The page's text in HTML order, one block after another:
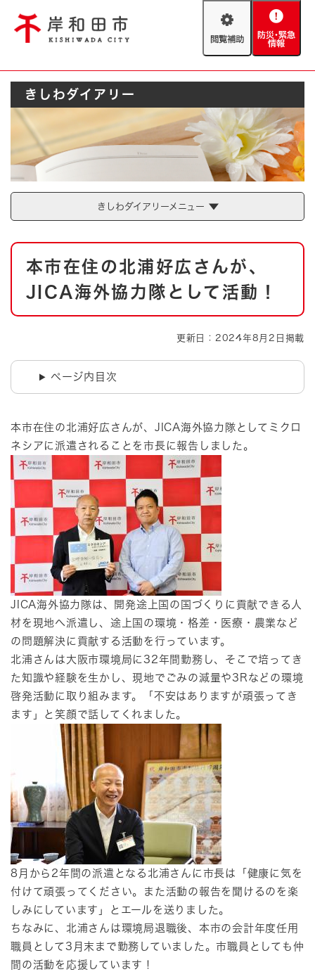
閲
助
防
緊
情
報
Foreign language
やさしい日本語
文字サイズ
黒 青
防災・緊急情報
ハザードマップ AED設置箇所
きしわダイアリー
きしわダイアリーメニュー
本
本市在住の北浦好広さんが、
JICA海外協力隊として活動！
更新日：2024年8月2日掲載
ページ内目次
本市在住の北浦好広さんが、JICA海外協力隊としてミクロ
ネシアに派遣されることを市長に報告しました。
​JICA海外協力隊は、開発途上国の国づくりに貢献できる人
材を現地へ派遣し、途上国の環境・格差・医療・農業など
の問題解決に貢献する活動を行っています。
北浦さんは大阪市環境局に32年間勤務し、そこで培ってき
た知識や経験を生かし、現地でごみの減量や3Rなどの環境
啓発活動に取り組みます。「不安はありますが頑張ってき
ます」と笑顔で話してくれました。
8月から2年間の派遣となる北浦さんに市長は「健康に気を
付けて頑張ってください。また活動の報告を聞けるのを楽
しみにしています」とエールを送りました。
ちなみに、北浦さんは環境局退職後、本市の会計年度任用
職員として3月末まで勤務していました。市職員としても仲
間の活動を応援しています！